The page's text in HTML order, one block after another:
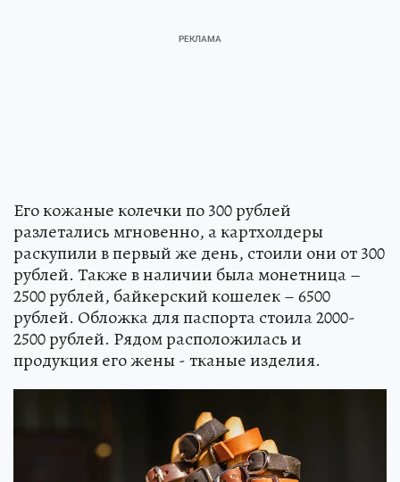
Его кожаные колечки по 300 рублей
разлетались мгновенно, а картхолдеры
раскупили в первый же день, стоили они от 300
рублей. Также в наличии была монетница –
2500 рублей, байкерский кошелек – 6500
рублей. Обложка для паспорта стоила 2000-
2500 рублей. Рядом расположилась и
продукция его жены - тканые изделия.